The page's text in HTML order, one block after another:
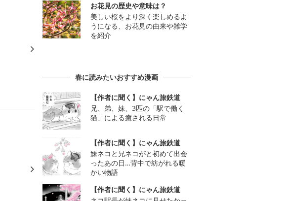
お花見の歴史や意味は？
美しい桜をより深く楽しめるよ
うになる、お花見の由来や雑学
を紹介
春に読みたいおすすめ漫画
【作者に聞く】にゃん旅鉄道
兄、弟、妹、3匹の「駅で働く
猫」による癒される日常
【作者に聞く】にゃん旅鉄道
妹ネコと兄ネコがと初めて出会
ったあの日…背中で紡がれる暖
かい物語
【作者に聞く】にゃん旅鉄道